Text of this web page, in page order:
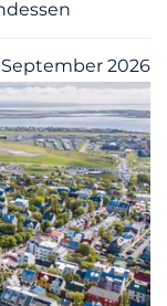
September 2026